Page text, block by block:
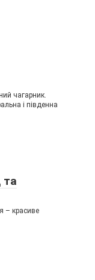
чагарник.
і південна
та
– красиве